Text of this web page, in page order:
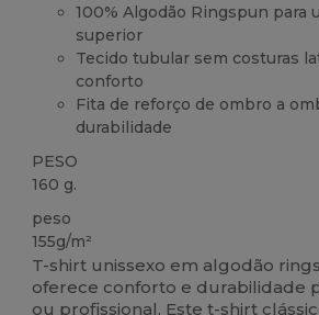
100% Algodão Ringspun para
superior
Tecido tubular sem costuras
conforto
Fita de reforço de ombro a
durabilidade
PESO
160 g.
peso
155g/m²
T-shirt unissexo em algodão
oferece conforto e durabilidade
ou profissional. Este t-shirt